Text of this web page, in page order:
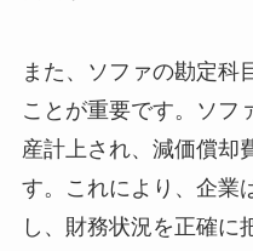
また、ソファの勘定科
ことが重要です。ソフ
産計上され、減価償却
す。これにより、企業
し、財務状況を正確に